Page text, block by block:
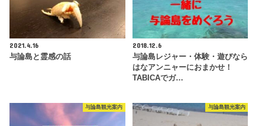
2021.4.16
与論島と霊感の話
2018.12.6
与論島レジャー・体験・遊びなら
はなアンニャーにおまかせ！
TABICAでガ…
与論島観光案内 与論島観光案内